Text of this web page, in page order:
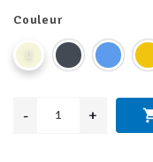
Couleur
- +